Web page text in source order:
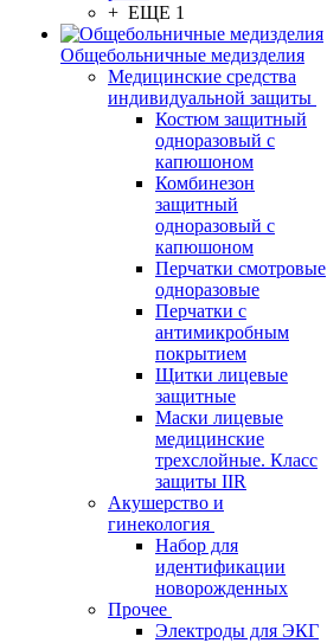
+ ЕЩЕ 1
Общебольничные медизделия
Медицинские средства
индивидуальной защиты
Костюм защитный
одноразовый с
капюшоном
Комбинезон
защитный
одноразовый с
капюшоном
Перчатки смотровые
одноразовые
Перчатки с
антимикробным
покрытием
Щитки лицевые
защитные
Маски лицевые
медицинские
трехслойные. Класс
защиты IIR
Акушерство и
гинекология
Набор для
идентификации
новорожденных
Прочее
Электроды для ЭКГ